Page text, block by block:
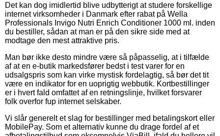
Det kan dog imidlertid blive udbytterigt at studere forskellige
internet virksomheder i Danmark efter rabat på Wella
Professionals Invigo Nutri Enrich Conditioner 1000 ml. inden
du bestiller, sådan at man er på den sikre side med at
modtage den mest attraktive pris.
Man bør ikke desto mindre være så påpasselig, at i tilfælde
af at en e-butik markedsfører bedst i test varer for en
udsalgspris som kan virke mystisk fordelagtig, så bør det tit
være en indikator for en uoprigtig webbutik. Kortbestillinger
er i hvert fald omfattet af en retningslinje, hvilket forsvarer
folk overfor fup internet selskaber.
Vi slår generelt et slag for bestillinger med betalingskort eller
MobilePay. Som et alternativ kunne du drage fordel af et